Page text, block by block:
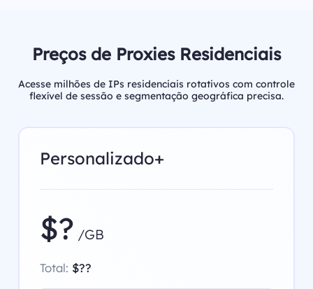
Preços de Proxies Residenciais
Acesse milhões de IPs residenciais rotativos com controle
flexível de sessão e segmentação geográfica precisa.
Personalizado+
$? /GB
Total: $??